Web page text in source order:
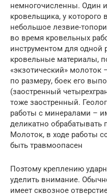
немногочисленны. Один
кровельщика, у которого
небольшое лезвие-
во время кровельных
инструментом для одной
кровельные материалы,
«экзотический» молоток
по размеру, боек его
(заостренный
тоже заостренный.
работы с минералами –
деликатно обрабатывать
Молоток, в ходе работы
быть травмоопасен
Поэтому креплению
уделить внимание.
имеет сквозное